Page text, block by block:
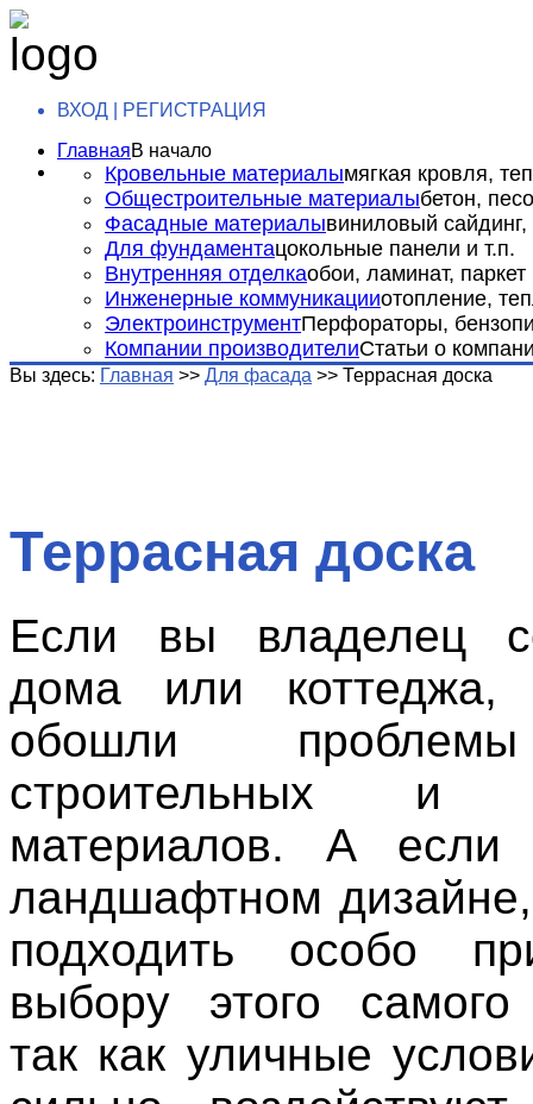
ВХОД | РЕГИСТРАЦИЯ
ГлавнаяВ начало
Кровельные материалымягкая кровля,
Общестроительные материалыбетон,
Фасадные материалывиниловый сайдинг,
Для фундаментацокольные панели и т.п.
Внутренняя отделкаобои, ламинат, паркет
Инженерные коммуникацииотопление,
ЭлектроинструментПерфораторы,
Компании производителиСтатьи о
Вы здесь: Главная >> Для фасада >> Террасная доска
Террасная доска
Если вы владелец
дома или
обошли
строительных и
материалов. А если
ландшафтном
подходить особо
выбору этого
так как уличные